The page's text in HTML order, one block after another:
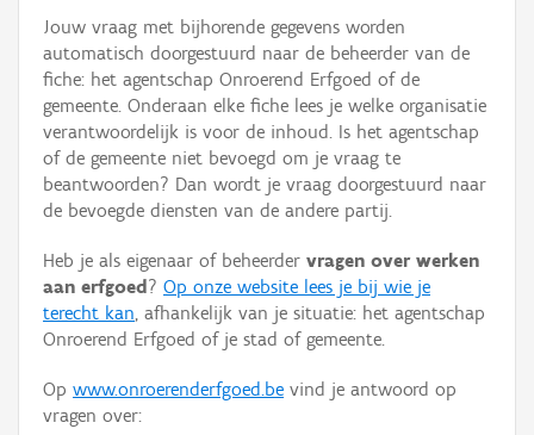
Waarneming
Thema
Gebeurtenis
Persoon of collectief
Hergebruik
Aanmelden
Jouw vraag met bijhorende gegevens worden
automatisch doorgestuurd naar de beheerder van de
fiche: het agentschap Onroerend Erfgoed of de
gemeente. Onderaan elke fiche lees je welke organisatie
verantwoordelijk is voor de inhoud. Is het agentschap
of de gemeente niet bevoegd om je vraag te
beantwoorden? Dan wordt je vraag doorgestuurd naar
de bevoegde diensten van de andere partij.
Heb je als eigenaar of beheerder vragen over werken
aan erfgoed ? Op onze website lees je bij wie je
terecht kan, afhankelijk van je situatie: het agentschap
Onroerend Erfgoed of je stad of gemeente.
Op www.onroerenderfgoed.be vind je antwoord op
vragen over: